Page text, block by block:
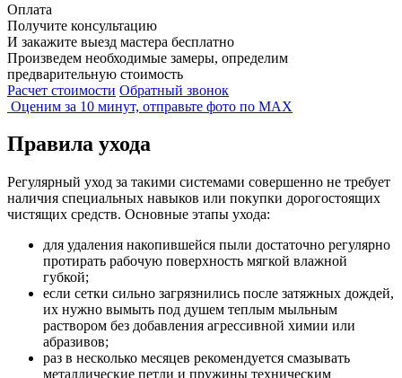
Оплата
Получите консультацию
И закажите выезд мастера бесплатно
Произведем необходимые замеры, определим
предварительную стоимость
Расчет стоимости Обратный звонок
Оценим за 10 минут, отправьте фото по MAX
Правила ухода
Регулярный уход за такими системами совершенно не требует
наличия специальных навыков или покупки дорогостоящих
чистящих средств. Основные этапы ухода:
для удаления накопившейся пыли достаточно регулярно
протирать рабочую поверхность мягкой влажной
губкой;
если сетки сильно загрязнились после затяжных дождей,
их нужно вымыть под душем теплым мыльным
раствором без добавления агрессивной химии или
абразивов;
раз в несколько месяцев рекомендуется смазывать
металлические петли и пружины техническим